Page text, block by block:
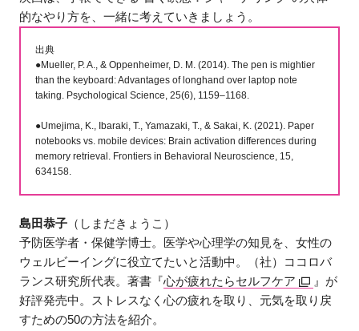
的なやり方を、一緒に考えていきましょう。
出典
●Mueller, P. A., & Oppenheimer, D. M. (2014). The pen is mightier
than the keyboard: Advantages of longhand over laptop note
taking. Psychological Science, 25(6), 1159–1168.
●Umejima, K., Ibaraki, T., Yamazaki, T., & Sakai, K. (2021). Paper
notebooks vs. mobile devices: Brain activation differences during
memory retrieval. Frontiers in Behavioral Neuroscience, 15,
634158.
島田恭子 （しまだきょうこ）
予防医学者・保健学博士。医学や心理学の知見を、女性の
ウェルビーイングに役立てたいと活動中。（社）ココロバ
ランス研究所代表。著書『心が疲れたらセルフケア
』が
好評発売中。ストレスなく心の疲れを取り、元気を取り戻
すための50の方法を紹介。